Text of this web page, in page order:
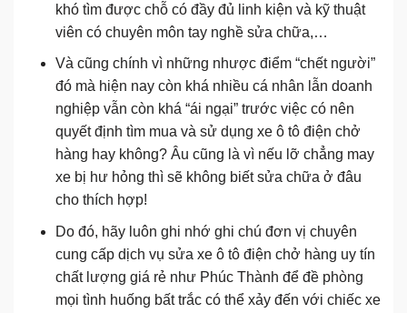
khó tìm được chỗ có đầy đủ linh kiện và kỹ thuật
viên có chuyên môn tay nghề sửa chữa,…
Và cũng chính vì những nhược điểm “chết người”
đó mà hiện nay còn khá nhiều cá nhân lẫn doanh
nghiệp vẫn còn khá “ái ngại” trước việc có nên
quyết định tìm mua và sử dụng xe ô tô điện chở
hàng hay không? Âu cũng là vì nếu lỡ chẳng may
xe bị hư hỏng thì sẽ không biết sửa chữa ở đâu
cho thích hợp!
Do đó, hãy luôn ghi nhớ ghi chú đơn vị chuyên
cung cấp dịch vụ sửa xe ô tô điện chở hàng uy tín
chất lượng giá rẻ như Phúc Thành để đề phòng
mọi tình huống bất trắc có thể xảy đến với chiếc xe